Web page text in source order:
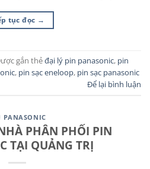
tục đọc →
gắn thẻđại lý pin panasonic, pin
, pin sạc eneloop, pin sạc panasonic
Để lại bình luận
PANASONIC
PHÂN PHỐI PIN
TẠI QUẢNG TRỊ